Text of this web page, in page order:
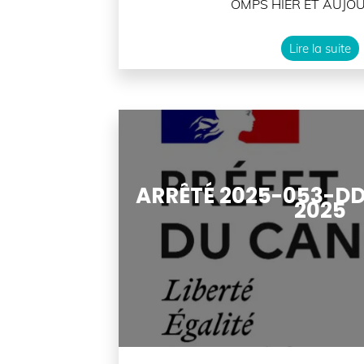
OMPS HIER ET
Lire la suite
ARRÊTÉ 2025-053-DDT
2025